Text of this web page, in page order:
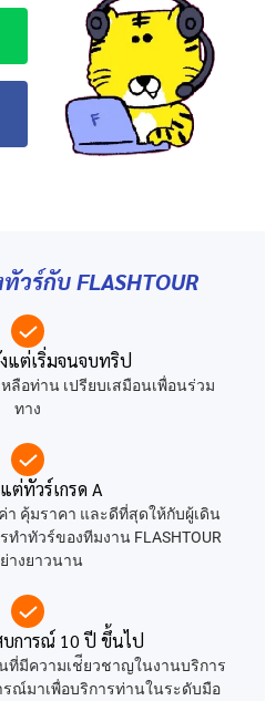
วร์กับ FLASHTOUR
แต่เริ่มจนจบทริป
ลือท่าน เปรียบเสมือนเพื่อนร่วม
ทาง
ต่ทัวร์เกรด A
า คุ้มราคา และดีที่สุดให้กับผู้เดิน
ำทัวร์ของทีมงาน FLASHTOUR
างยาวนาน
การณ์ 10 ปี ขึ้นไป
นที่มีความเช่ียวชาญในงานบริการ
รณ์มาเพื่อบริการท่านในระดับมือ